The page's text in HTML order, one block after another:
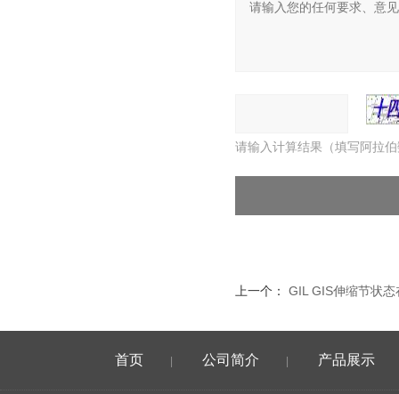
请输入计算结果（填写阿拉
上一个： GIL GIS伸缩节状
首页 公司简介 产品展示